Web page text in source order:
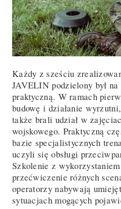
Każdy z sześciu
JAVELIN podzielony był
praktyczną. W ramach
budowę i działanie
także brali udział w
wojskowego. Praktyczną
bazie specjalistycznych
uczyli się obsługi
Szkolenie z
przećwiczenie różnych
operatorzy nabywają
sytuacjach mogących